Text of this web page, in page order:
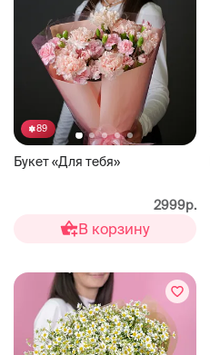
89
Букет «Для тебя»
2999р.
В корзину